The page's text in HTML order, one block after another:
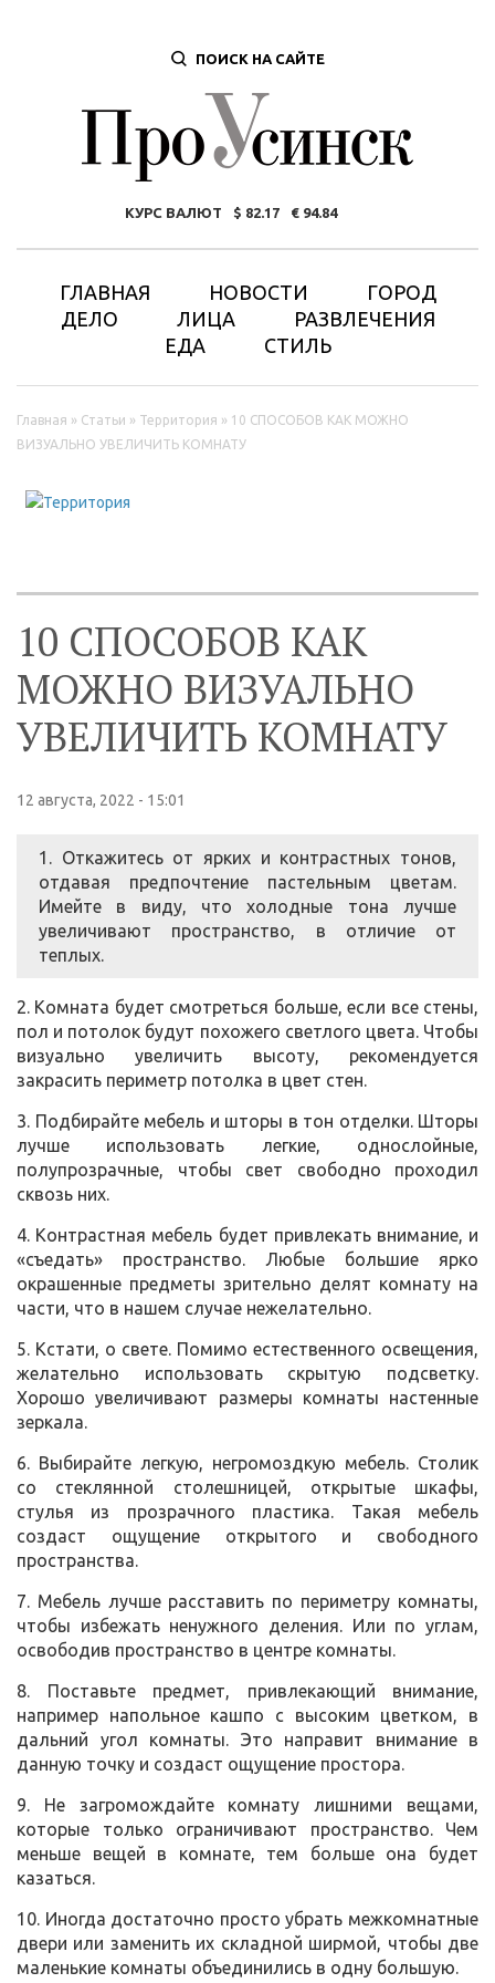
ПОИСК НА САЙТЕ
КУРС ВАЛЮТ 82.17 94.84
ГЛАВНАЯ НОВОСТИ
ГОРОД
ДЕЛО
ЛИЦА
РАЗВЛЕЧЕНИЯ
ЕДА
СТИЛЬ
Вы здесь
Главная » Статьи » Территория » 10 СПОСОБОВ КАК МОЖНО
ВИЗУАЛЬНО УВЕЛИЧИТЬ КОМНАТУ
10 СПОСОБОВ КАК
МОЖНО ВИЗУАЛЬНО
УВЕЛИЧИТЬ КОМНАТУ
12 августа, 2022 - 15:01
1. Откажитесь от ярких и контрастных тонов,
отдавая предпочтение пастельным цветам.
Имейте в виду, что холодные тона лучше
увеличивают пространство, в отличие от
теплых.
2. Комната будет смотреться больше, если все стены,
пол и потолок будут похожего светлого цвета. Чтобы
визуально увеличить высоту, рекомендуется
закрасить периметр потолка в цвет стен.
3. Подбирайте мебель и шторы в тон отделки. Шторы
лучше использовать легкие, однослойные,
полупрозрачные, чтобы свет свободно проходил
сквозь них.
4. Контрастная мебель будет привлекать внимание, и
«съедать» пространство. Любые большие ярко
окрашенные предметы зрительно делят комнату на
части, что в нашем случае нежелательно.
5. Кстати, о свете. Помимо естественного освещения,
желательно использовать скрытую подсветку.
Хорошо увеличивают размеры комнаты настенные
зеркала.
6. Выбирайте легкую, негромоздкую мебель. Столик
со стеклянной столешницей, открытые шкафы,
стулья из прозрачного пластика. Такая мебель
создаст ощущение открытого и свободного
пространства.
7. Мебель лучше расставить по периметру комнаты,
чтобы избежать ненужного деления. Или по углам,
освободив пространство в центре комнаты.
8. Поставьте предмет, привлекающий внимание,
например напольное кашпо с высоким цветком, в
дальний угол комнаты. Это направит внимание в
данную точку и создаст ощущение простора.
9. Не загромождайте комнату лишними вещами,
которые только ограничивают пространство. Чем
меньше вещей в комнате, тем больше она будет
казаться.
10. Иногда достаточно просто убрать межкомнатные
двери или заменить их складной ширмой, чтобы две
маленькие комнаты объединились в одну большую.